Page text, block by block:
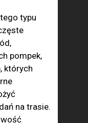
typu
pompek,
których
na trasie.